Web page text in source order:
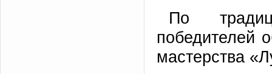
По
победителей
мастерства